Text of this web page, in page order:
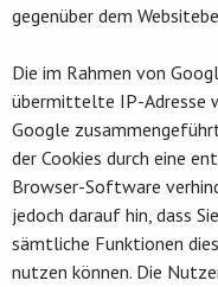
gegenüber dem
Die im Rahmen von
übermittelte IP-Adresse
Google
der Cookies durch eine
Browser-Software
jedoch darauf hin, dass
sämtliche Funktionen
nutzen können. Die